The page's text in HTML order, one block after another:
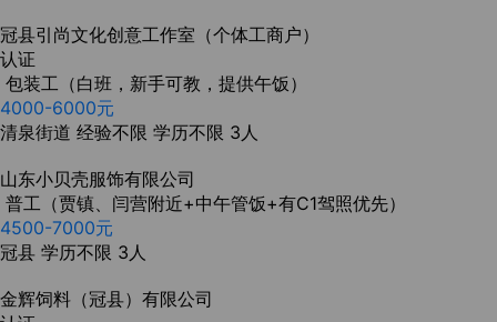
冠县引尚文化创意工作室（个体工商户）
认证
包装工（白班，新手可教，提供午饭）
4000-6000元
清泉街道 经验不限 学历不限 3人
山东小贝壳服饰有限公司
普工（贾镇、闫营附近+中午管饭+有C1驾照优先）
4500-7000元
冠县 学历不限 3人
金辉饲料（冠县）有限公司